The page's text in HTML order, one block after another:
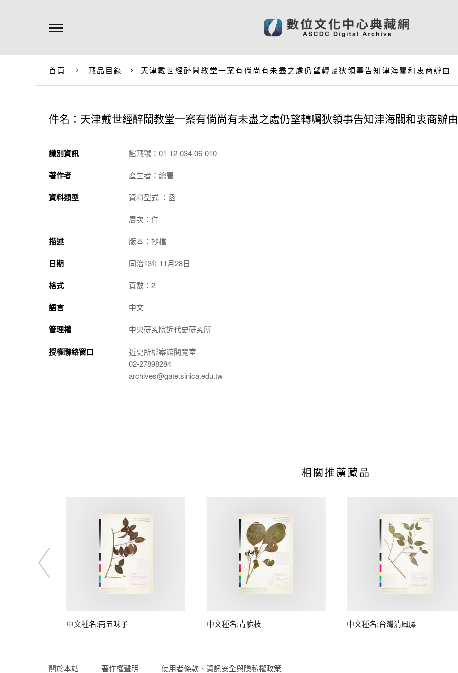
首頁 藏品目錄 天津戴世經醉鬧教堂一案有倘尚有未盡之處仍望轉囑狄領事告知津海關和衷商辦由
件名：天津戴世經醉鬧教堂一案有倘尚有未盡之處仍望轉囑狄領事告知津海關和衷商辦由
識別資訊 館藏號：01-12-034-06-010
著作者 產生者：總署
資料類型 資料型式 ：函
層次：件
描述 版本：抄檔
日期 同治13年11月28日
格式 頁數：2
語言 中文
管理權 中央研究院近代史研究所
授權聯絡窗口
近史所檔案館閱覽室
02-27898284
archives@gate.sinica.edu.tw
相關推薦藏品
中文種名:南五味子 中文種名:青脆枝 中文種名:台灣清風藤
關於本站 著作權聲明 使用者條款、資訊安全與隱私權政策